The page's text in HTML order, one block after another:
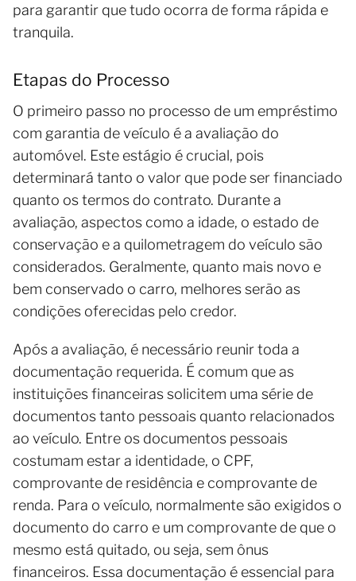
para garantir que tudo ocorra de forma rápida e
tranquila.
Etapas do Processo
O primeiro passo no processo de um empréstimo
com garantia de veículo é a avaliação do
automóvel. Este estágio é crucial, pois
determinará tanto o valor que pode ser financiado
quanto os termos do contrato. Durante a
avaliação, aspectos como a idade, o estado de
conservação e a quilometragem do veículo são
considerados. Geralmente, quanto mais novo e
bem conservado o carro, melhores serão as
condições oferecidas pelo credor.
Após a avaliação, é necessário reunir toda a
documentação requerida. É comum que as
instituições financeiras solicitem uma série de
documentos tanto pessoais quanto relacionados
ao veículo. Entre os documentos pessoais
costumam estar a identidade, o CPF,
comprovante de residência e comprovante de
renda. Para o veículo, normalmente são exigidos o
documento do carro e um comprovante de que o
mesmo está quitado, ou seja, sem ônus
financeiros. Essa documentação é essencial para